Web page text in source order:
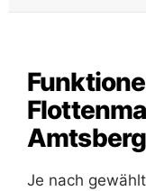
Amtsberg
Je nach